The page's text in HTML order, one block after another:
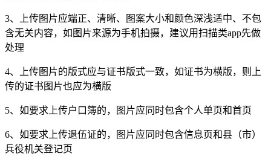
3、上传图片应端正、清晰、图案大小和颜色深浅适中、不包
含无关内容，如图片来源为手机拍摄，建议用扫描类app先做
处理
4、上传图片的版式应与证书版式一致，如证书为横版，则上
传的证书图片也应为横版
5、如要求上传户口簿的，图片应同时包含个人单页和首页
6、 如要求上传退伍证的，图片应同时包含信息页和县（市）
兵役机关登记页